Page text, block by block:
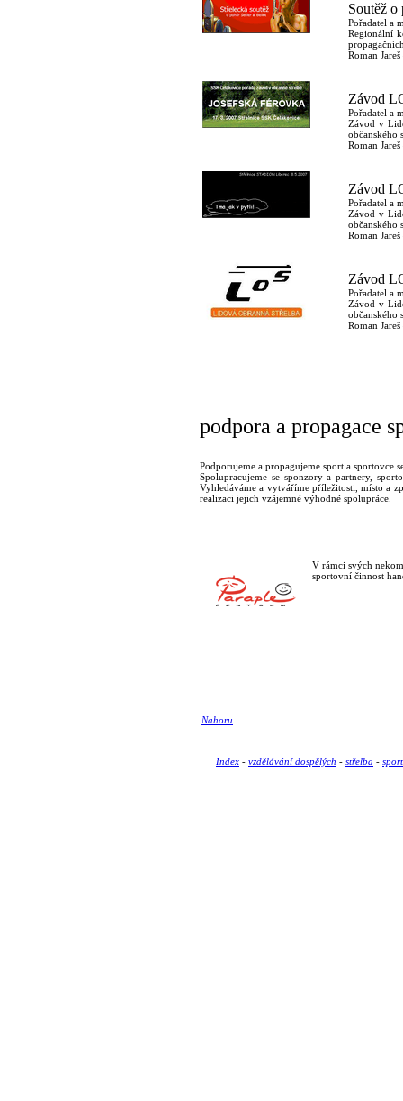
Soutěž
Pořadatel a
Regionální
Roman
Závod
Pořadatel a
Závod v
občanského
Roman
Závod
Pořadatel a
Závod v
občanského
Roman
Závod
Pořadatel a
Závod v
občanského
Roman
podpora a propagace
Podporujeme a propagujeme sport a sportovce
Spolupracujeme se sponzory a partnery,
Vyhledáváme a vytváříme příležitosti, místo a
realizaci jejich vzájemné výhodné spolupráce.
V rámci svých
sportovní činnost
Nahoru
Index - vzdělávání dospělých - střelba -